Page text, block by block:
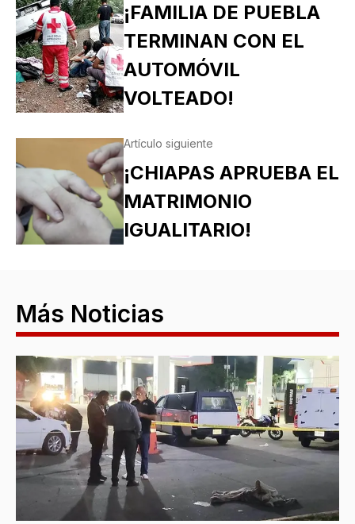
¡FAMILIA DE PUEBLA
TERMINAN CON EL
AUTOMÓVIL
VOLTEADO!
Artículo siguiente
¡CHIAPAS APRUEBA EL
MATRIMONIO
IGUALITARIO!
Más Noticias